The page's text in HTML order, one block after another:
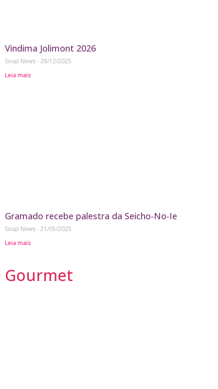
Vindima Jolimont 2026
Soup News 28/12/2025
Leia mais
Gramado recebe palestra da Seicho-No-Ie
Soup News 21/05/2025
Leia mais
Gourmet